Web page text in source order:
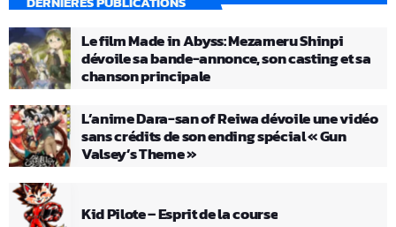
Le film Made in Abyss: Mezameru Shinpi
dévoile sa bande-annonce, son casting et sa
chanson principale
L’anime Dara-san of Reiwa dévoile une vidéo
sans crédits de son ending spécial « Gun
Valsey’s Theme »
Kid Pilote – Esprit de la course